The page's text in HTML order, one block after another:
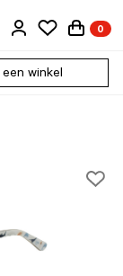
0
een winkel